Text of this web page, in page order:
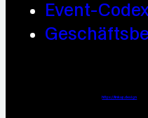
Event-
https://linkup.design